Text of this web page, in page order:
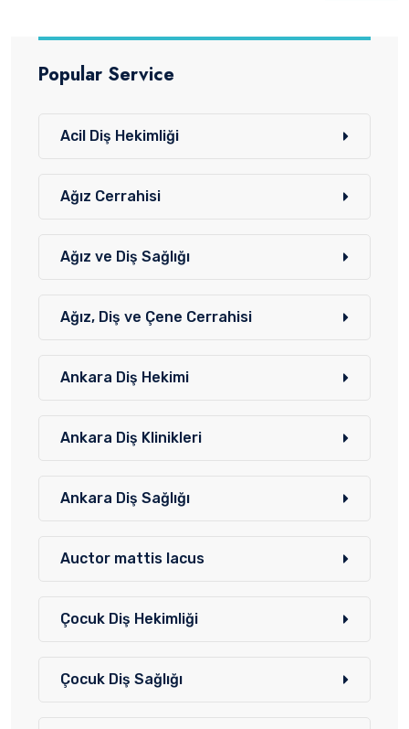
Popular Service
Acil Diş Hekimliği
Ağız Cerrahisi
Ağız ve Diş Sağlığı
Ağız, Diş ve Çene Cerrahisi
Ankara Diş Hekimi
Ankara Diş Klinikleri
Ankara Diş Sağlığı
Auctor mattis lacus
Çocuk Diş Hekimliği
Çocuk Diş Sağlığı